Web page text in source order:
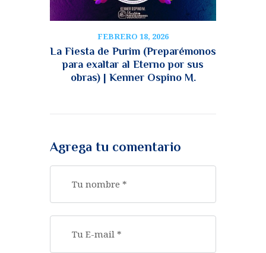
FEBRERO 18, 2026
La Fiesta de Purim (Preparémonos
para exaltar al Eterno por sus
obras) | Kenner Ospino M.
Agrega tu comentario